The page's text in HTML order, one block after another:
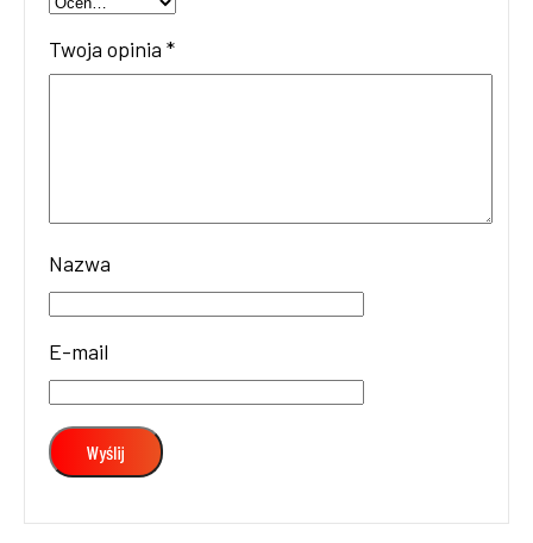
Twoja opinia *
Nazwa
E-mail